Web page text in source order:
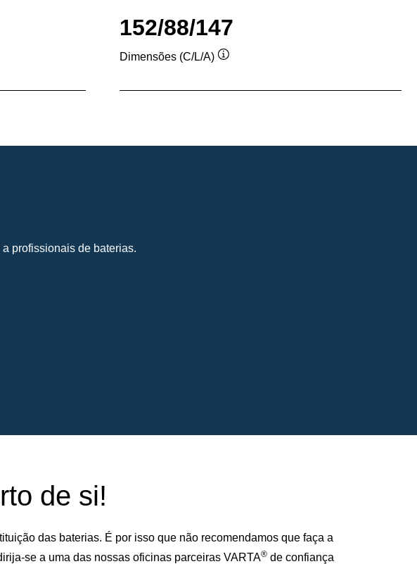
152/88/147
Dimensões (C/L/A)
ferramenta
profissionais de baterias.
de si!
das baterias. É por isso que não recomendamos que faça a
se a uma das nossas oficinas parceiras VARTA® de confiança